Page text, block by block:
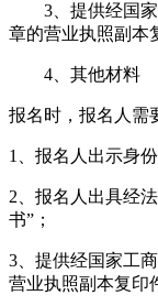
3、提供经国家
章的营业执照副本
4、其他材料
报名时，报名人需
1、报名人出示身
2、报名人出具经
书”；
3、提供经国家工
营业执照副本复印